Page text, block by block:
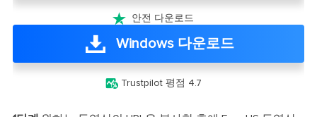
 안전 다운로드
Windows 다운로드
 Trustpilot 평점 4.7